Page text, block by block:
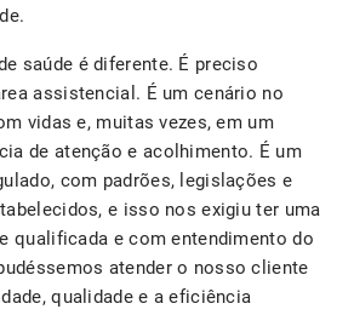
saúde é diferente. É preciso
assistencial. É um cenário no
vidas e, muitas vezes, em um
de atenção e acolhimento. É um
com padrões, legislações e
e isso nos exigiu ter uma
qualificada e com entendimento do
atender o nosso cliente
qualidade e a eficiência